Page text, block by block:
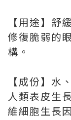
【用途】舒
修復脆弱的
構。
【成份】水
人類表皮生
維細胞生長